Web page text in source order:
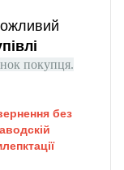
покупця.
без